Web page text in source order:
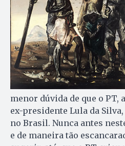
menor dúvida de que o PT,
ex-presidente Lula da
no Brasil. Nunca antes
e de maneira tão